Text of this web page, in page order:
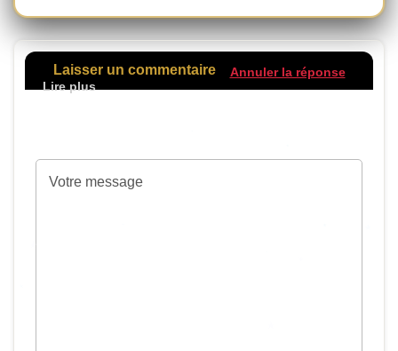
Laisser un commentaire Annuler la réponse